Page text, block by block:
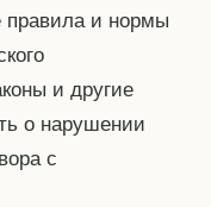
и нормы
и другие
о нарушении
с